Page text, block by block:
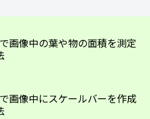
画像中の葉や物の面積を測定
画像中にスケールバーを作成